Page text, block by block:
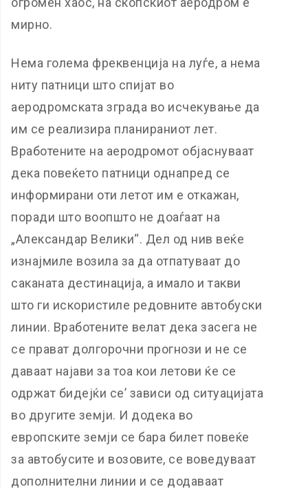
мирно.
Нема голема фреквенција на луѓе, а нема
ниту патници што спијат во
аеродромската зграда во исчекување да
им се реализира планираниот лет.
Вработените на аеродромот објаснуваат
дека повеќето патници однапред се
информирани оти летот им е откажан,
поради што воопшто не доаѓаат на
„Александар Велики“. Дел од нив веќе
изнајмиле возила за да отпатуваат до
саканата дестинација, а имало и такви
што ги искористиле редовните автобуски
линии. Вработените велат дека засега не
се прават долгорочни прогнози и не се
даваат најави за тоа кои летови ќе се
одржат бидејќи се’ зависи од ситуацијата
во другите земји. И додека во
европските земји се бара билет повеќе
за автобусите и возовите, се воведуваат
дополнителни линии и се додаваат